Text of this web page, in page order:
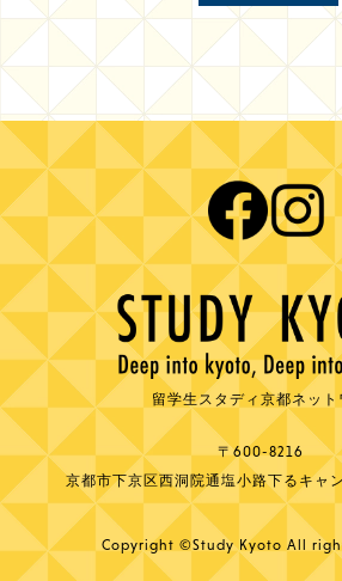
留学生スタディ京都ネット
〒600-8216
京都市下京区西洞院通塩小路下るキャ
Copyright ©Study Kyoto All